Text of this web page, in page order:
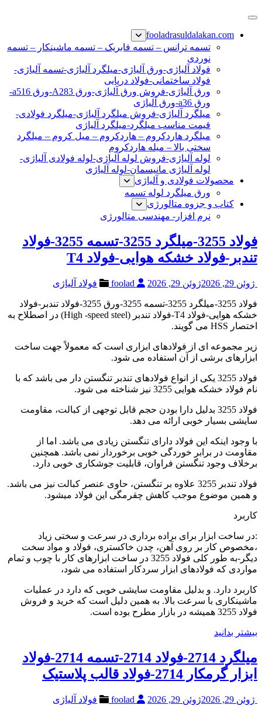
پرش
محتوا
نبشی فولادی-ناودانی فولادی-قیمت ورق-قیمت فولاد
fooladrasuldalakan.com
تسمه ترانس – تسمه فابریک – تسمه ماشینکار – تسمه
نوردی
فولاد آلیاژی-ورق آلیاژی-میلگرد آلیاژی-تسمه آلیاژی-
فولاد ساختمانی-فولاد دریایی
ورق آلیاژی-فروش ورق آلیاژی-ورق A283-ورق a516-
ورق a36-ورق آلیاژی
میلگرد آلیاژی-فروش میلگرد آلیاژی-میلگرد فولادی-
قیمت مناسب میلگرد-میلگرد آلیاژی
میلگرد هاردکروم – هاردکروم – میل کروم – میلگرد
سختی بالا – میله هاردکروم
لوله آلیاژی-فروش لوله آلیاژی-لوله فولادی آلیاژی-
لوله آلیاژی مانیسمان-لوله آلیاژی
محصولات فولادی و آلیاژی
ورق میلگرد لوله تسمه
کتاب و جزوه متالورژی
نرم افزار- مهندسی متالورژی
فولاد 3255-میلگرد 3255-تسمه 3255-فولاد
تندبر-فولاد خشکه هوایی-فولاد T4
ژوئن 29, 2026 ژوئن 29, 2026 فولاد آلیاژی
فولاد 3255-میلگرد 3255-تسمه 3255-ورق 3255-فولاد تندبر-فولاد
خشکه هوایی-فولاد T4-فولاد تندبر (High -speed steel) در اصطلاح به
اختصار HSS می گویند.
زیر مجموعه ای از فولادهای ابزاری است که معمولاً جهت ساخت
ابزارهای برشی از آن استفاده می شود.
فولاد 3255 یکی از انواع فولادهای تندبر تنگستن دار می باشد که با
نام فولاد خشکه هوایی 3255 نیز شناخته می شود.
فولاد 3255 بدلیل دارا بودن حجم قابل توجهی از کبالت، مقاومت
سایشی بسیار خوبی ارائه می دهد.
با وجود اینکه این فولاد دارای تنگستن زیادی می باشد. اما از
مقاومت در برابر خوردگی خوبی برخوردار نمی باشد. همچنین
برخلاف وجود تنگستن فراوان، قابلیت جوشکاری خوبی دارد.
فولاد تندبر 3255 علاوه بر تنگستن، حاوی عنصر کبالت نیز می باشد.
و همین موضوع موجب کاهش چقرمگی این فولاد میشود.
کاربرد
:در ساخت ابزار برای براده برداری در سرعت و سختی زیاد
،مخصوص کار بر روی آهن، چدن خاکستری، فولاد و مواد سخت
دیگر-به طور کلی فولاد 3255 در ساخت ابزارهای کار با چوب و تمام
مواردی که فولادهای ابزار سردکار استفاده می شود،
کاربرد دارد. و بدلیل مقاومت سایشی خوبی که دارد در عملیات
ماشینکاری با سرعت بالا. به همین دلیل است که خرید و فروش
فولاد 3255 همیشه در بازار مطرح بوده است.
بیشتر بدانید
میلگرد 2714-فولاد 2714-تسمه 2714-فولاد
ابزار گرمکار 2714-فولاد قالب پلاستیک
ژوئن 29, 2026 ژوئن 29, 2026 فولاد آلیاژی